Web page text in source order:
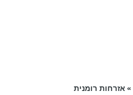
»אזרחות רומנית